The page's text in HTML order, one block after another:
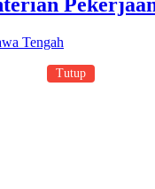
Tengah
Tutup